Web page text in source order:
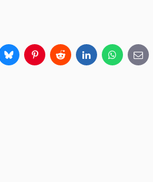
BlueskyPinterestRedditLinkedInWhatsApp
E-
mail